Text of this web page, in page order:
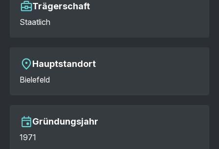
Trägerschaft
Staatlich
Hauptstandort
Bielefeld
Gründungsjahr
1971